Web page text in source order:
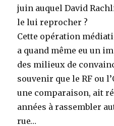
juin auquel David
le lui reprocher ?
Cette opération
a quand même eu un
des milieux de
souvenir que le RF ou
une comparaison, ait
années à rassembler
rue…